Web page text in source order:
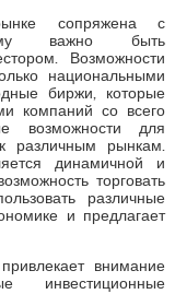
сопряжена с
важно быть
Возможности
национальными
биржи, которые
компаний со всего
возможности для
различным рынкам.
динамичной и
торговать
различные
и предлагает
внимание
инвестиционные